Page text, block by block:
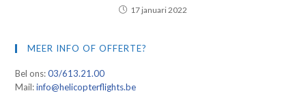
17 januari 2022
MEER INFO OF OFFERTE?
Bel ons:03/613.21.00
Mail:info@helicopterflights.be